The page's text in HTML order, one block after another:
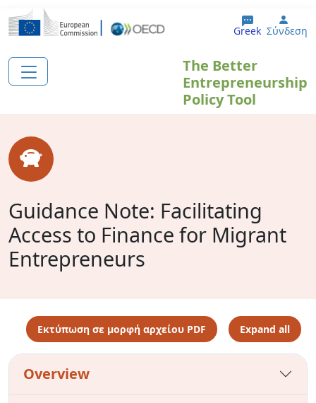
Παράκαμψη προς το κυρίως περιεχόμενο
Greek User
Σύνδεση
The Better
Entrepreneurship
Policy Tool
Guidance Note: Facilitating
Access to Finance for Migrant
Entrepreneurs
Εκτύπωση σε μορφή αρχείου PDF Expand all
Overview